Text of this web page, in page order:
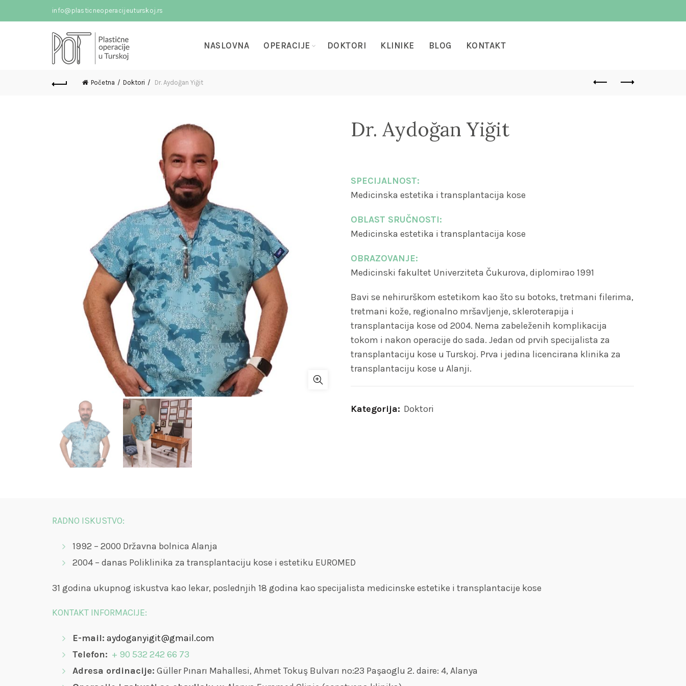
info@plasticneoperacijeuturskoj.rs
NASLOVNA OPERACIJE DOKTORI KLINIKE BLOG KONTAKT
Početna Doktori Dr. Aydoğan Yiğit
Dr. Aydoğan Yiğit
SPECIJALNOST:
Medicinska estetika i transplantacija kose
OBLAST SRUČNOSTI:
Medicinska estetika i transplantacija kose
OBRAZOVANJE:
Medicinski fakultet Univerziteta Čukurova, diplomirao 1991
Bavi se nehirurškom estetikom kao što su botoks, tretmani filerima,
tretmani kože, regionalno mršavljenje, skleroterapija i
transplantacija kose od 2004. Nema zabeleženih komplikacija
tokom i nakon operacije do sada. Jedan od prvih specijalista za
transplantaciju kose u Turskoj. Prva i jedina licencirana klinika za
transplantaciju kose u Alanji.
Kategorija: Doktori
RADNO ISKUSTVO:
1992 – 2000 Državna bolnica Alanja
2004 – danas Poliklinika za transplantaciju kose i estetiku EUROMED
31 godina ukupnog iskustva kao lekar, poslednjih 18 godina kao specijalista medicinske estetike i transplantacije kose
KONTAKT INFORMACIJE:
E-mail: aydoganyigit@gmail.com
Telefon: + 90 532 242 66 73
Adresa ordinacije: Güller Pınarı Mahallesi, Ahmet Tokuş Bulvarı no:23 Paşaoglu 2. daire: 4, Alanya